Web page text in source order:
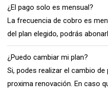
¿El pago solo es mensual?
La frecuencia de cobro es
del plan elegido, podrás
¿Puedo cambiar mi plan?
Si, podes realizar el cambio
proxima renovación. En caso